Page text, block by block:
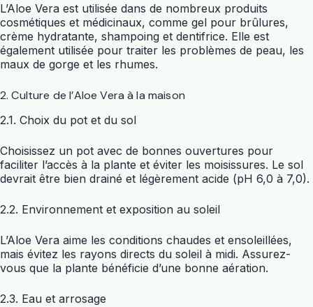
L’Aloe Vera est utilisée dans de nombreux produits
cosmétiques et médicinaux, comme gel pour brûlures,
crème hydratante, shampoing et dentifrice. Elle est
également utilisée pour traiter les problèmes de peau, les
maux de gorge et les rhumes.
2. Culture de l’Aloe Vera à la maison
2.1. Choix du pot et du sol
Choisissez un pot avec de bonnes ouvertures pour
faciliter l’accès à la plante et éviter les moisissures. Le sol
devrait être bien drainé et légèrement acide (pH 6,0 à 7,0).
2.2. Environnement et exposition au soleil
L’Aloe Vera aime les conditions chaudes et ensoleillées,
mais évitez les rayons directs du soleil à midi. Assurez-
vous que la plante bénéficie d’une bonne aération.
2.3. Eau et arrosage